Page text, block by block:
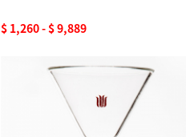
$ 1,260 - $ 9,889